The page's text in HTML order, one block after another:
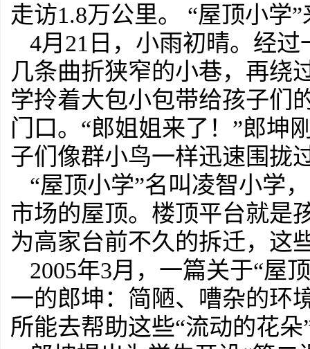
走访1.8万公里。 “屋顶小学
4月21日，小雨初晴。经
几条曲折狭窄的小巷，再绕
学拎着大包小包带给孩子们
门口。“郎姐姐来了！”郎坤
子们像群小鸟一样迅速围拢
“屋顶小学”名叫凌智小学
市场的屋顶。楼顶平台就是
为高家台前不久的拆迁，这
2005年3月，一篇关于“屋
一的郎坤：简陋、嘈杂的
所能去帮助这些“流动的花朵